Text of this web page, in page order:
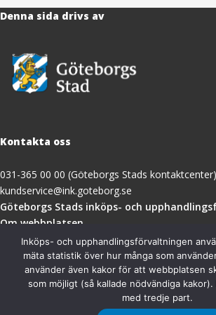
Denna sida drivs av
Kontakta oss
031-365 00 00 (Göteborgs Stads kontaktcenter)
kundservice@ink.goteborg.se
Göteborgs Stads inköps- och
Om webbplatsen
Tillgänglighetsredogörelse
Besöksadress
Göteborgs Stads inköps- och
Inköps- och upphandlingsförvaltningen
mäta statistik över hur många som
använder även kakor för att webbplatsen
som möjligt (så kallade nödvändiga kakor).
med tredje part.